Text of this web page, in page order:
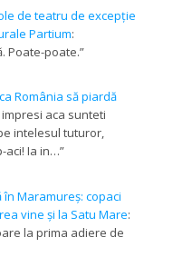
de teatru de excepție
Partium:
Poate-poate.”
România să piardă
impresi aca sunteti
intelesul tuturor,
aci! Ia in…”
în Maramureș: copaci
vine și la Satu Mare:
la prima adiere de